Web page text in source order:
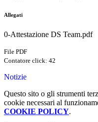
Allegati
0-Attestazione DS Team.pdf
File PDF
Contatore click: 42
Notizie
Questo sito o gli strumenti
cookie necessari al
COOKIE POLICY.